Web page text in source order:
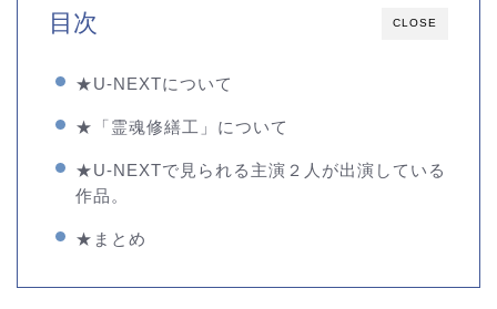
CLOSE
目次
★U-NEXTについて
★「霊魂修繕工」について
★U-NEXTで見られる主演２人が出演している
作品。
★まとめ